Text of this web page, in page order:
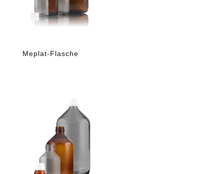
Meplat-Flasche